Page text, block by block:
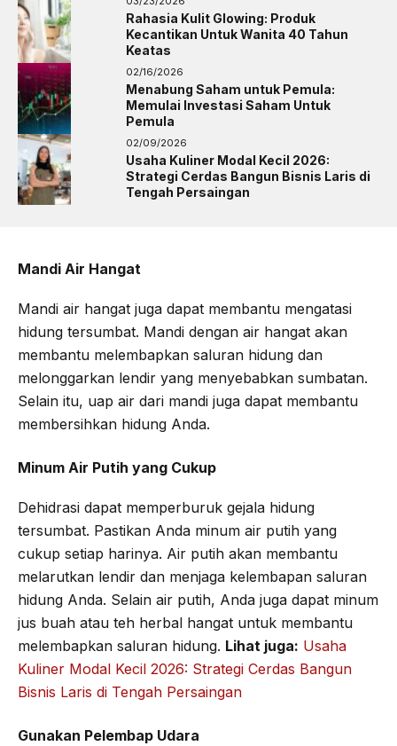
Rahasia Kulit Glowing: Produk
Kecantikan Untuk Wanita 40 Tahun
Keatas
02/16/2026
Menabung Saham untuk Pemula:
Memulai Investasi Saham Untuk
Pemula
02/09/2026
Usaha Kuliner Modal Kecil 2026:
Strategi Cerdas Bangun Bisnis Laris di
Tengah Persaingan
Mandi Air Hangat
Mandi air hangat juga dapat membantu mengatasi
hidung tersumbat. Mandi dengan air hangat akan
membantu melembapkan saluran hidung dan
melonggarkan lendir yang menyebabkan sumbatan.
Selain itu, uap air dari mandi juga dapat membantu
membersihkan hidung Anda.
Minum Air Putih yang Cukup
Dehidrasi dapat memperburuk gejala hidung
tersumbat. Pastikan Anda minum air putih yang
cukup setiap harinya. Air putih akan membantu
melarutkan lendir dan menjaga kelembapan saluran
hidung Anda. Selain air putih, Anda juga dapat minum
jus buah atau teh herbal hangat untuk membantu
melembapkan saluran hidung. Lihat juga: Usaha
Kuliner Modal Kecil 2026: Strategi Cerdas Bangun
Bisnis Laris di Tengah Persaingan
Gunakan Pelembap Udara